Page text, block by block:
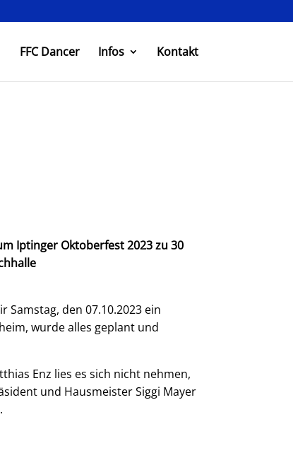
FFC Dancer Infos Kontakt
den 07.10.2023 ein
wurde alles geplant und
Enz lies es sich nicht nehmen,
und Hausmeister Siggi Mayer